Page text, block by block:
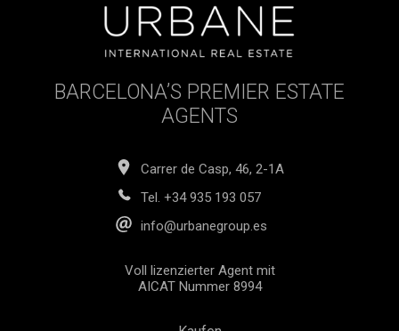
BARCELONA’S PREMIER ESTATE
AGENTS
Carrer de Casp, 46, 2-1A
Tel. +34 935 193 057
info@urbanegroup.es
Voll lizenzierter Agent mit
AICAT Nummer 8994